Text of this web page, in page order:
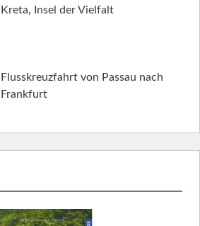
Kreta, Insel der Vielfalt
Flusskreuzfahrt von Passau nach
Frankfurt